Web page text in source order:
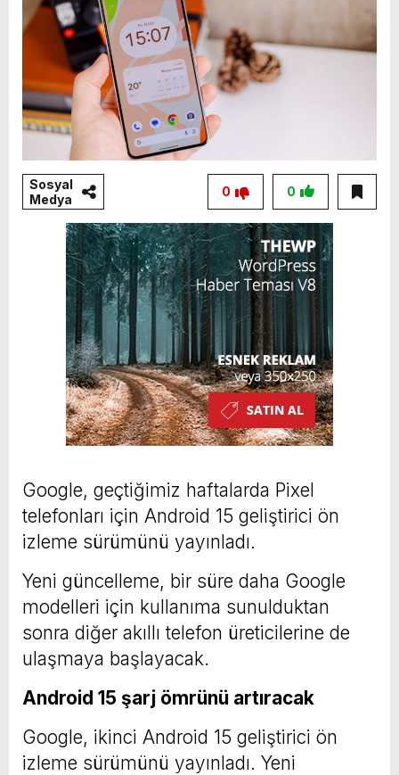
Sosyal
Medya
0
0
Google, geçtiğimiz haftalarda Pixel
telefonları için Android 15 geliştirici ön
izleme sürümünü yayınladı.
Yeni güncelleme, bir süre daha Google
modelleri için kullanıma sunulduktan
sonra diğer akıllı telefon üreticilerine de
ulaşmaya başlayacak.
Android 15 şarj ömrünü artıracak
Google, ikinci Android 15 geliştirici ön
izleme sürümünü yayınladı. Yeni